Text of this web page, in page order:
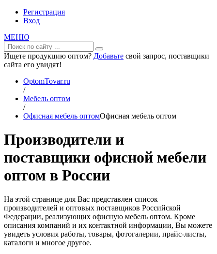
Регистрация
Вход
МЕНЮ
Ищете продукцию оптом? Добавьте свой запрос, поставщики
сайта его увидят!
OptomTovar.ru
/
Мебель оптом
/
Офисная мебель оптомОфисная мебель оптом
Производители и
поставщики офисной мебели
оптом в России
На этой странице для Вас представлен список
производителей и оптовых поставщиков Российской
Федерации, реализующих офисную мебель оптом. Кроме
описания компаний и их контактной информации, Вы можете
увидеть условия работы, товары, фотогалерии, прайс-листы,
каталоги и многое другое.